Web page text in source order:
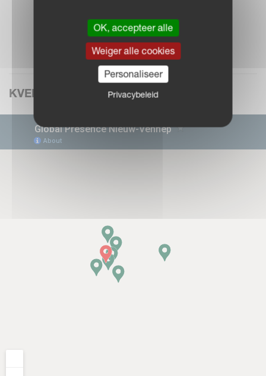
KVERNELAND GROUP WERELDWIJD
OK, accepteer alle
Weiger alle cookies
Personaliseer
Privacybeleid